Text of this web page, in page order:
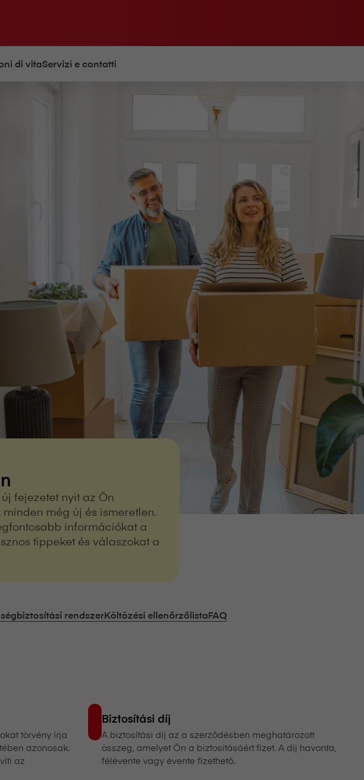
di vitaServizi e contatti
fejezetet nyit az Ön
még új és ismeretlen.
információkat a
tippeket és válaszokat a
rendszerKöltözési ellenőrzőlistaFAQ
törvény írja
azonosak.
az
Biztosítási díj
A biztosítási díj az a szerződésben meghatározott
összeg, amelyet Ön a biztosításáért fizet. A díj havonta,
félévente vagy évente fizethető.